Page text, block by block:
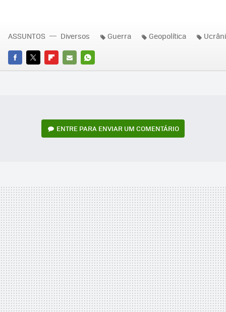
FACEBOOK
TWITTERFLIPBOARD
E-
WHATSAPP
ASSUNTOS Diversos Guerra Geopolítica
ENTRE PARA ENVIAR UM COMENTÁRIO